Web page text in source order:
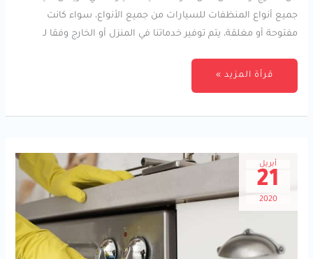
جميع أنواع المنظفات للسيارات من جميع الأنواع، سواء كانت
مفتوحة أو مغلقة، يتم توفير خدماتنا في المنزل أو الخارج وفقا لـ
قرأة المزيد »
أبريل
21
2020